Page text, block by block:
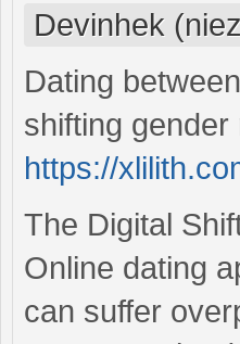
Devinhek
Dating
shifting
https://
The Digital
Online dating
can suffer